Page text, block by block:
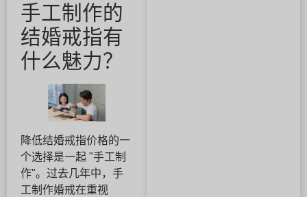
手工制作的
结婚戒指有
什么魅力？
降低结婚戒指价格的一
个选择是一起 "手工制
作"。过去几年中，手
工制作婚戒在重视